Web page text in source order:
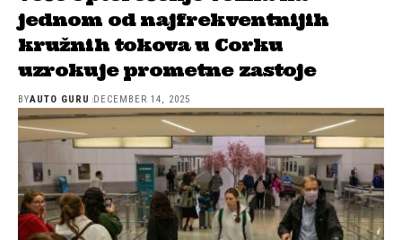
jednom od najfrekventnijih
kružnih tokova u Corku
uzrokuje prometne zastoje
BYAUTO GURU DECEMBER 14, 2025